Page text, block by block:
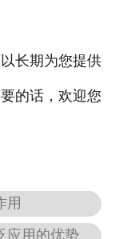
长期为您提供
的话，欢迎您
用
应用的优势